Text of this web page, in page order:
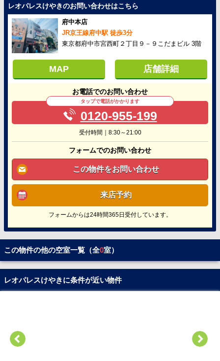
レオパレスけやきのお問い合わせはこちら
府中本店
JR京王線府中駅 徒歩3分
東京都府中市宮西町２丁目９－９こだまビル 3階
MAP 店舗詳細
お電話でのお問い合わせ
タップで電話がかかります
0120-955-199
受付時間｜8:30～21:00
フォームでのお問い合わせ
この物件をお問い合わせ
来店予約
フォームからは24時間365日受付しています。
この物件の他の空室一覧（全0室）
レオパレスけやきに条件が近い物件